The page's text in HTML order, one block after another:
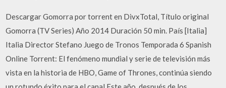
Descargar Gomorra por torrent en DivxTotal, Título original
Gomorra (TV Series) Año 2014 Duración 50 min. País [Italia]
Italia Director Stefano Juego de Tronos Temporada 6 Spanish
Online Torrent: El fenómeno mundial y serie de televisión más
vista en la historia de HBO, Game of Thrones, continúa siendo